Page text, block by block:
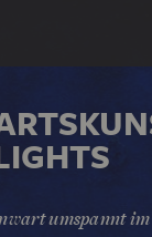
umspannt